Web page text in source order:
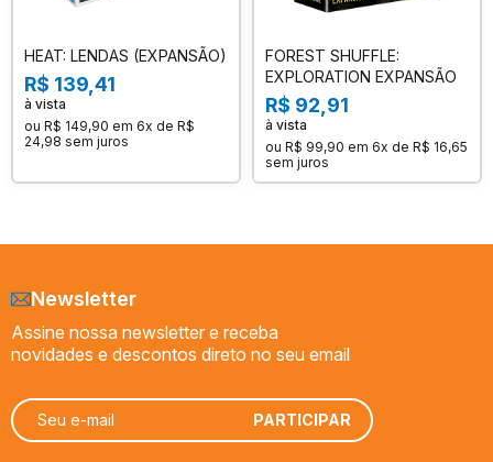
HEAT: LENDAS (EXPANSÃO)
R$ 139,41
à vista
ou R$ 149,90 em 6x de R$
24,98 sem juros
FOREST SHUFFLE:
EXPLORATION EXPANSÃO
R$ 92,91
à vista
ou R$ 99,90 em 6x de R$ 16,65
sem juros
Newsletter
Assine nossa newsletter e receba
novidades e descontos direto no seu email